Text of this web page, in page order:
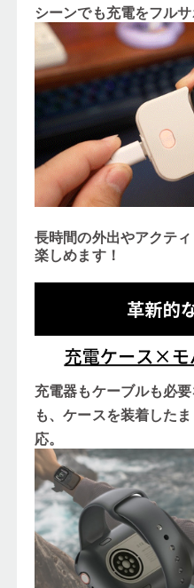
シーンでも充電をフルサ
長時間の外出やアクテ
楽しめます！
充電器もケーブルも必
も、ケースを装着した
応。